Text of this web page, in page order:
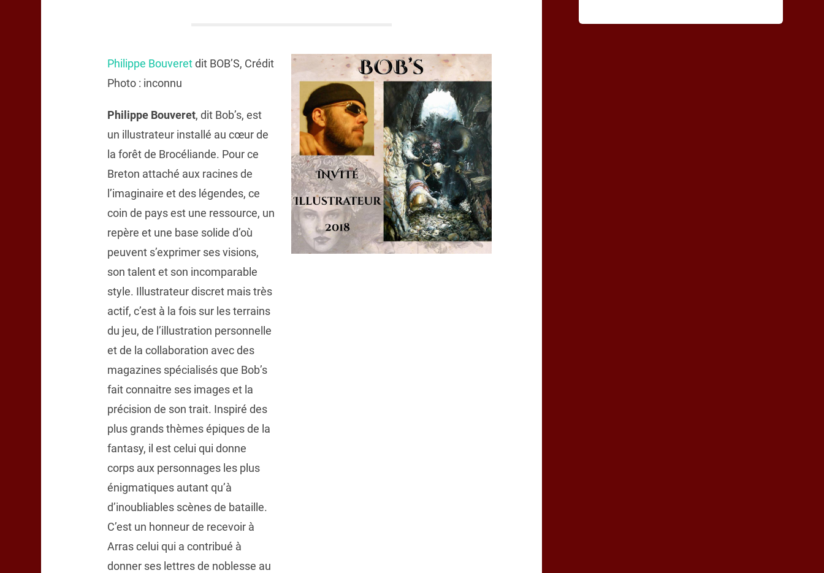
Philippe Bouveretdit BOB’S, Crédit
Photo : inconnu
Philippe Bouveret, dit Bob’s, est
un illustrateur installé au cœur de
la forêt de Brocéliande. Pour ce
Breton attaché aux racines de
l’imaginaire et des légendes, ce
coin de pays est une ressource, un
repère et une base solide d’où
peuvent s’exprimer ses visions,
son talent et son incomparable
style. Illustrateur discret mais très
actif, c’est à la fois sur les terrains
du jeu, de l’illustration personnelle
et de la collaboration avec des
magazines spécialisés que Bob’s
fait connaitre ses images et la
précision de son trait. Inspiré des
plus grands thèmes épiques de la
fantasy, il est celui qui donne
corps aux personnages les plus
énigmatiques autant qu’à
d’inoubliables scènes de bataille.
C’est un honneur de recevoir à
Arras celui qui a contribué à
donner ses lettres de noblesse au